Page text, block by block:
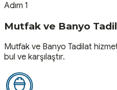
Adım 1
Mutfak ve Banyo
Mutfak ve Banyo Tadilat
bul ve karşılaştır.